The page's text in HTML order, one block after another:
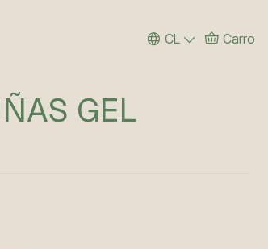
CL Carro
GEL